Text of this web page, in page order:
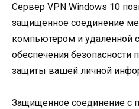
Сервер VPN Windows 10
защищенное соединение
компьютером и удаленной
обеспечения безопасности
защиты вашей личной
Защищенное соединение с